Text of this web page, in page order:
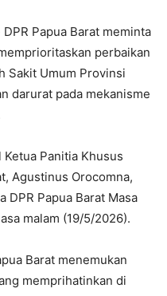
DPR Papua Barat meminta
perbaikan
Sakit Umum Provinsi
darurat pada mekanisme
Panitia Khusus
Agustinus Orocomna,
DPR Papua Barat Masa
malam (19/5/2026).
Barat menemukan
memprihatinkan di